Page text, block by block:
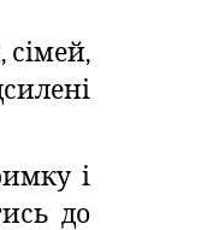
сімей,
і
до